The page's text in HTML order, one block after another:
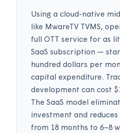
Using a cloud-native
like MwareTV TVMS,
full OTT service for as
SaaS subscription —
hundred dollars per
capital expenditure.
development can cost
The SaaS model
investment and
from 18 months to 6–8